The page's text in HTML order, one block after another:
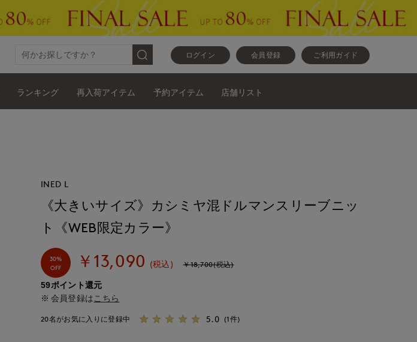
ログイン 会員登録 ご利用ガイド
ランキング 再入荷アイテム 予約アイテム 店舗リスト
INED L
《大きいサイズ》カシミヤ混ドルマンスリーブニッ
ト《WEB限定カラー》
30%
OFF
￥13,090 (税込) ￥18,700(税込)
59ポイント還元
会員登録は こちら
20名がお気に入りに登録中 5.0 (1件)